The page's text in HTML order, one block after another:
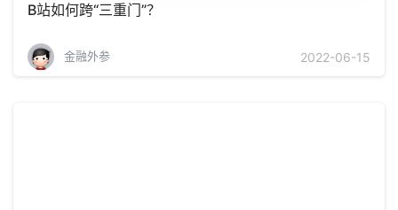
B站如何跨“三重门”？
金融外参 2022-06-15